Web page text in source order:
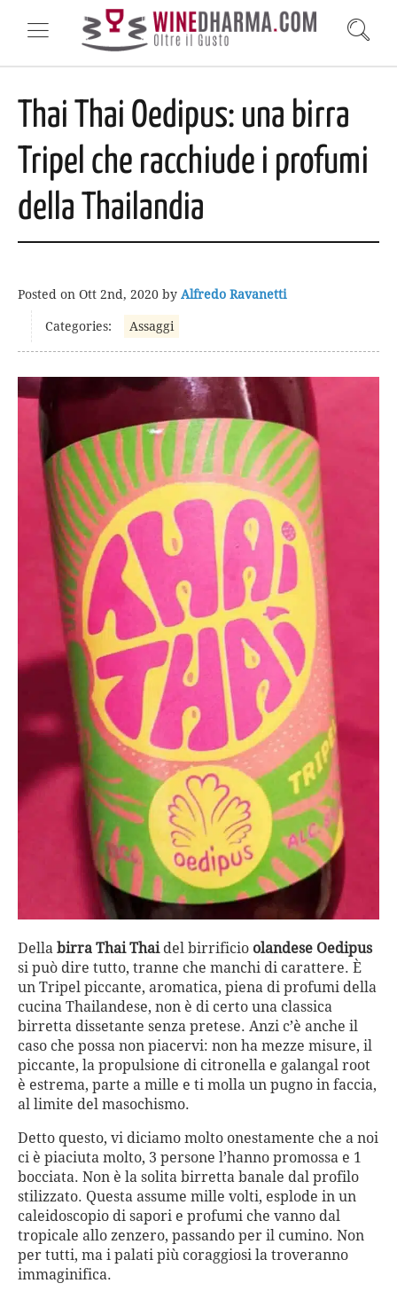
Thai Thai Oedipus: una birra
Tripel che racchiude i profumi
della Thailandia
Posted on Ott 2nd, 2020 by Alfredo Ravanetti
Categories: Assaggi
Della birra Thai Thaidel birrificio olandese Oedipus
si può dire tutto, tranne che manchi di carattere. È
un Tripel piccante, aromatica, piena di profumi della
cucina Thailandese, non è di certo una classica
birretta dissetante senza pretese. Anzi c’è anche il
caso che possa non piacervi: non ha mezze misure, il
piccante, la propulsione di citronella e galangal root
è estrema, parte a mille e ti molla un pugno in faccia,
al limite del masochismo.
Detto questo, vi diciamo molto onestamente che a noi
ci è piaciuta molto, 3 persone l’hanno promossa e 1
bocciata. Non è la solita birretta banale dal profilo
stilizzato. Questa assume mille volti, esplode in un
caleidoscopio di sapori e profumi che vanno dal
tropicale allo zenzero, passando per il cumino. Non
per tutti, ma i palati più coraggiosi la troveranno
immaginifica.